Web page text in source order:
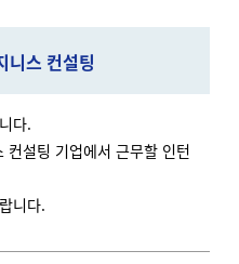
니스 컨설팅
다.
컨설팅 기업에서 근무할 인턴
니다.